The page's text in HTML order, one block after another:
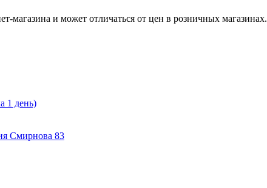
магазина и может отличаться от цен в розничных магазинах.
1 день)
Смирнова 83